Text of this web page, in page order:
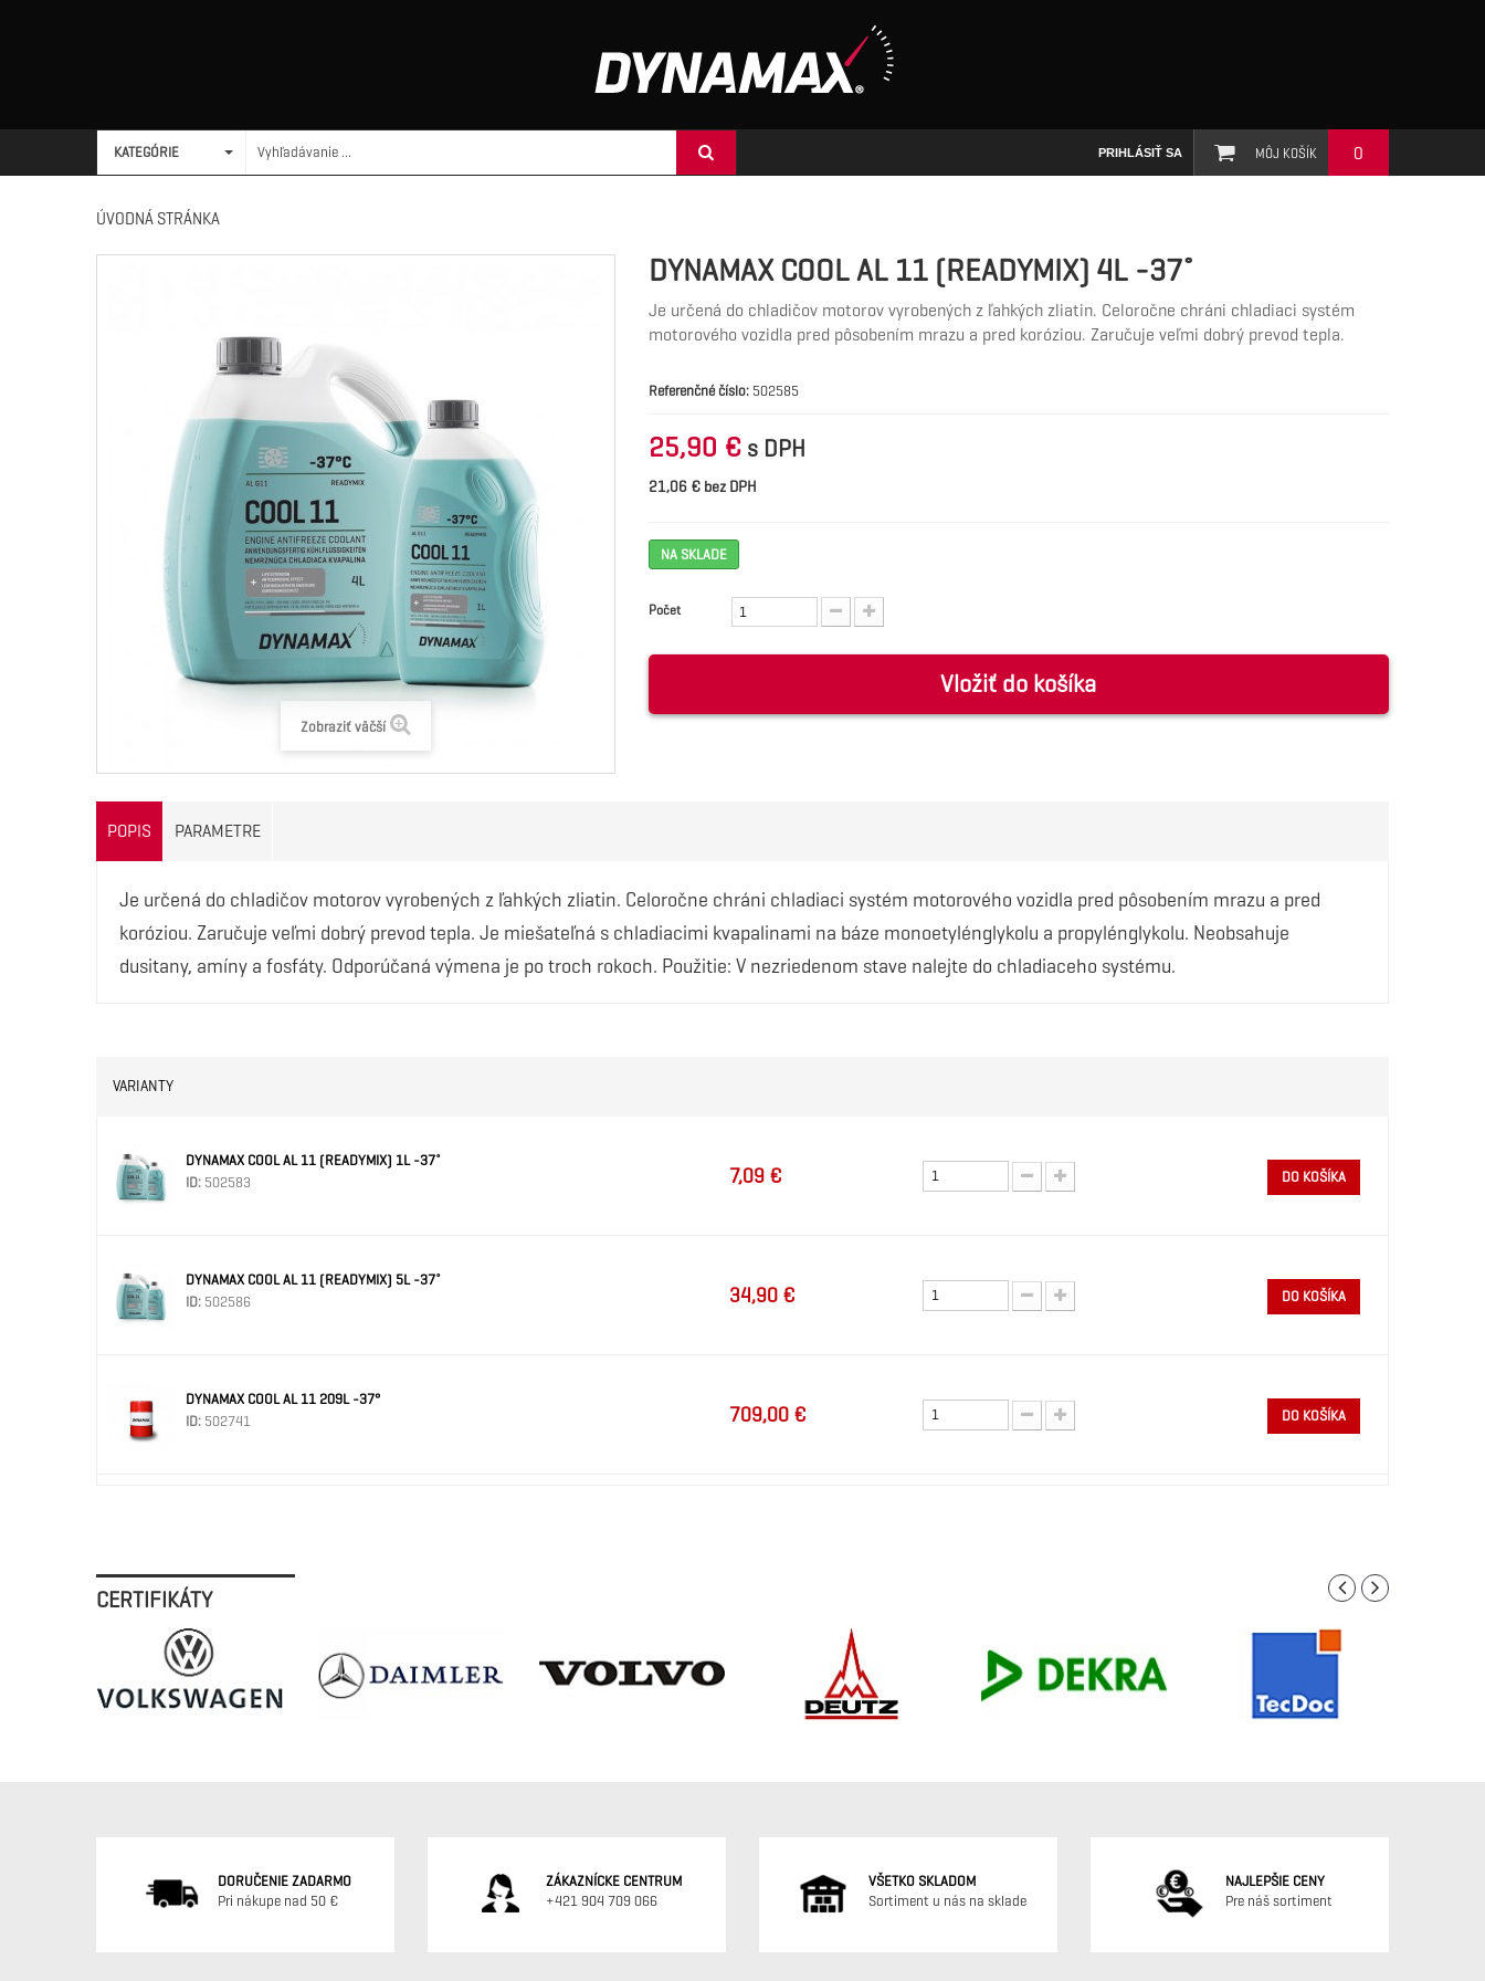
MÔJ KOŠÍK 0
PRIHLÁSIŤ SA
KATEGÓRIE
ÚVODNÁ STRÁNKA
Zobraziť väčší
DYNAMAX COOL AL 11 (READYMIX) 4L -37˚
Je určená do chladičov motorov vyrobených z ľahkých zliatin. Celoročne chráni chladiaci systém
motorového vozidla pred pôsobením mrazu a pred koróziou. Zaručuje veľmi dobrý prevod tepla.
Referenčné číslo: 502585
25,90 € s DPH
21,06 € bez DPH
NA SKLADE
Počet
Vložiť do košíka
POPIS PARAMETRE
Je určená do chladičov motorov vyrobených z ľahkých zliatin. Celoročne chráni chladiaci systém motorového vozidla pred pôsobením mrazu a pred
koróziou. Zaručuje veľmi dobrý prevod tepla. Je miešateľná s chladiacimi kvapalinami na báze monoetylénglykolu a propylénglykolu. Neobsahuje
dusitany, amíny a fosfáty. Odporúčaná výmena je po troch rokoch. Použitie: V nezriedenom stave nalejte do chladiaceho systému.
VARIANTY
DYNAMAX COOL AL 11 (READYMIX) 1L -37˚
ID: 502583 7,09 € DO KOŠÍKA
DYNAMAX COOL AL 11 (READYMIX) 5L -37˚
ID: 502586 34,90 € DO KOŠÍKA
DYNAMAX COOL AL 11 209L -37°
ID: 502741 709,00 € DO KOŠÍKA
CERTIFIKÁTY
DORUČENIE ZADARMO
Pri nákupe nad 50 €
ZÁKAZNÍCKE CENTRUM
+421 904 709 066
VŠETKO SKLADOM
Sortiment u nás na sklade
NAJLEPŠIE CENY
Pre náš sortiment